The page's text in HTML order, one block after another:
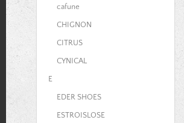
cafune
CHIGNON
CITRUS
CYNICAL
E
EDER SHOES
ESTROISLOSE